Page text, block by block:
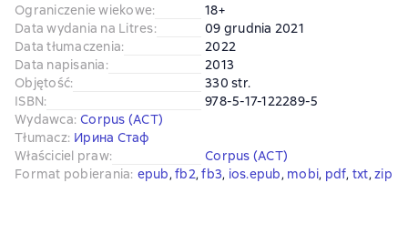
Ograniczenie wiekowe:
18+
Data wydania na Litres:
09 grudnia 2021
Data tłumaczenia:
2022
Data napisania:
2013
Objętość:
330 str.
ISBN:
978-5-17-122289-5
Wydawca: Corpus (АСТ)
Tłumacz: Ирина Стаф
Właściciel praw:
Corpus (АСТ)
Format pobierania: epub, fb2, fb3, ios.epub, mobi, pdf, txt, zip